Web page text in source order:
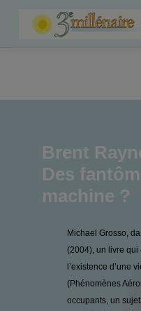
Brent
Des
machine ?
Michael Grosso,
(2004), un livre
l’existence d’une
(Phénomènes
occupants, un